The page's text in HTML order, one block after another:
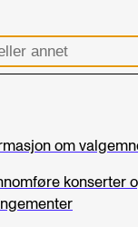
om
konserter